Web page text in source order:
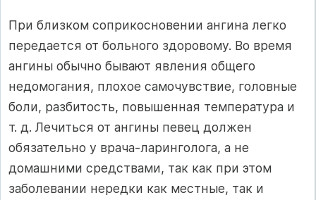
При близком соприкосновении ангина легко
передается от больного здоровому. Во время
ангины обычно бывают явления общего
недомогания, плохое самочувствие, головные
боли, разбитость, повышенная температура и
т. д. Лечиться от ангины певец должен
обязательно у врача-ларинголога, а не
домашними средствами, так как при этом
заболевании нередки как местные, так и